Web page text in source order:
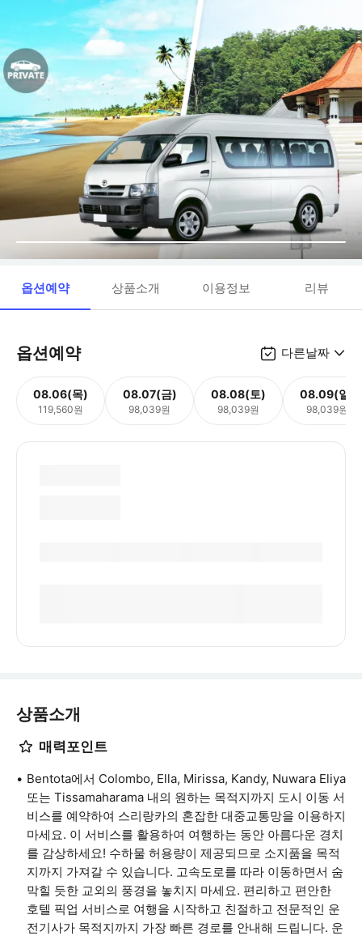
옵션예약 상품소개 이용정보 리뷰
옵션예약 다른날짜
08.06(목)
119,560원
08.07(금)
98,039원
08.08(토)
98,039원
08.09(일)
98,039원
상품소개
매력포인트
Bentota에서 Colombo, Ella, Mirissa, Kandy, Nuwara Eliya
또는 Tissamaharama 내의 원하는 목적지까지 도시 이동 서
비스를 예약하여 스리랑카의 혼잡한 대중교통망을 이용하지
마세요. 이 서비스를 활용하여 여행하는 동안 아름다운 경치
를 감상하세요! 수하물 허용량이 제공되므로 소지품을 목적
지까지 가져갈 수 있습니다. 고속도로를 따라 이동하면서 숨
막힐 듯한 교외의 풍경을 놓치지 마세요. 편리하고 편안한
호텔 픽업 서비스로 여행을 시작하고 친절하고 전문적인 운
전기사가 목적지까지 가장 빠른 경로를 안내해 드립니다. 운